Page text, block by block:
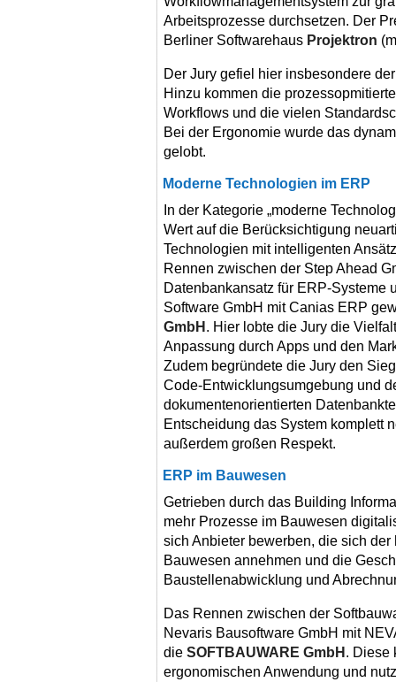
Arbeitsprozesse durchsetzen. Der
Berliner Softwarehaus Projektron
Der Jury gefiel hier insbesondere
Hinzu kommen die
Workflows und die vielen
Bei der Ergonomie wurde das
gelobt.
Moderne Technologien im ERP
In der Kategorie „moderne
Wert auf die Berücksichtigung
Technologien mit intelligenten
Rennen zwischen der Step Ahead
Datenbankansatz für ERP-Systeme
Software GmbH mit Canias ERP
GmbH . Hier lobte die Jury die
Anpassung durch Apps und den
Zudem begründete die Jury den
Code-Entwicklungsumgebung und
dokumentenorientierten
Entscheidung das System komplett
außerdem großen Respekt.
ERP im Bauwesen
Getrieben durch das Building
mehr Prozesse im Bauwesen
sich Anbieter bewerben, die sich
Bauwesen annehmen und die
Baustellenabwicklung und
Das Rennen zwischen der
Nevaris Bausoftware GmbH mit
die SOFTBAUWARE GmbH . Diese
ergonomischen Anwendung und